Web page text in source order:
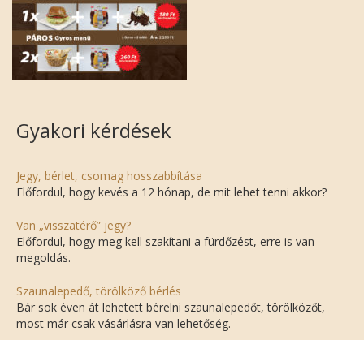
Gyakori kérdések
Jegy, bérlet, csomag hosszabbítása
Előfordul, hogy kevés a 12 hónap, de mit lehet tenni akkor?
Van „visszatérő” jegy?
Előfordul, hogy meg kell szakítani a fürdőzést, erre is van
megoldás.
Szaunalepedő, törölköző bérlés
Bár sok éven át lehetett bérelni szaunalepedőt, törölközőt,
most már csak vásárlásra van lehetőség.